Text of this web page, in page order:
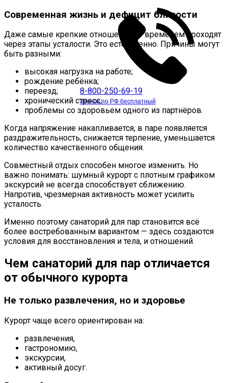
8-800-250-69-19
Звонок по РФ бесплатный
Современная жизнь и дефицит близости
Даже самые крепкие отношения со временем проходят
через этапы усталости. Это естественно. Причины могут
быть разными:
высокая нагрузка на работе;
рождение ребёнка;
переезд;
хронический стресс;
проблемы со здоровьем одного из партнёров.
Когда напряжение накапливается, в паре появляется
раздражительность, снижается терпение, уменьшается
количество качественного общения.
Совместный отдых способен многое изменить. Но
важно понимать: шумный курорт с плотным графиком
экскурсий не всегда способствует сближению.
Напротив, чрезмерная активность может усилить
усталость.
Именно поэтому санаторий для пар становится всё
более востребованным вариантом — здесь создаются
условия для восстановления и тела, и отношений.
Чем санаторий для пар отличается
от обычного курорта
Не только развлечения, но и здоровье
Курорт чаще всего ориентирован на:
развлечения,
гастрономию,
экскурсии,
активный досуг.